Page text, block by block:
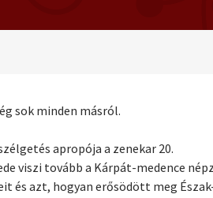
sok minden másról.
apropója a zenekar 20.
viszi tovább a Kárpát-medence
és azt, hogyan erősödött meg